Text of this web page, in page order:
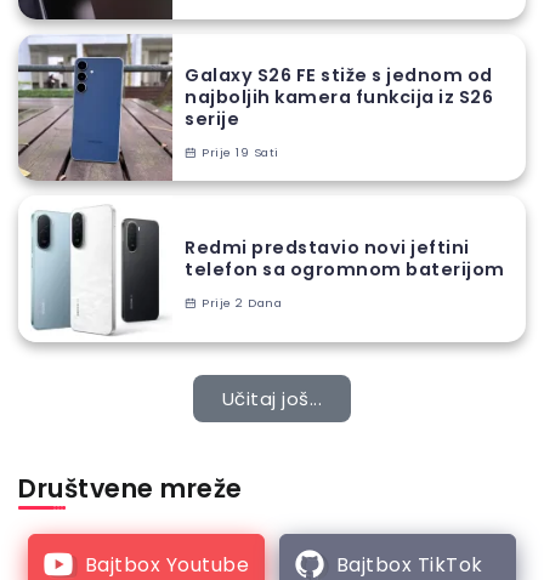
Galaxy S26 FE stiže s jednom od
najboljih kamera funkcija iz S26
serije
Prije 19 Sati
Redmi predstavio novi jeftini
telefon sa ogromnom baterijom
Prije 2 Dana
Učitaj još...
Društvene mreže
Bajtbox Youtube Bajtbox TikTok